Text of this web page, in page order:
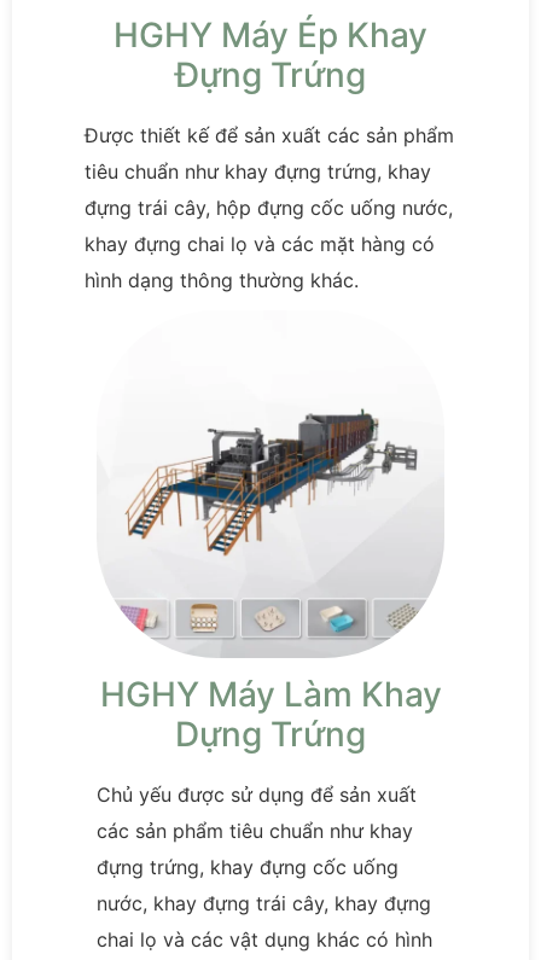
HGHY Máy Ép Khay
Đựng Trứng
Được thiết kế để sản xuất các sản phẩm
tiêu chuẩn như khay đựng trứng, khay
đựng trái cây, hộp đựng cốc uống nước,
khay đựng chai lọ và các mặt hàng có
hình dạng thông thường khác.
HGHY Máy Làm Khay
Dựng Trứng
Chủ yếu được sử dụng để sản xuất
các sản phẩm tiêu chuẩn như khay
đựng trứng, khay đựng cốc uống
nước, khay đựng trái cây, khay đựng
chai lọ và các vật dụng khác có hình